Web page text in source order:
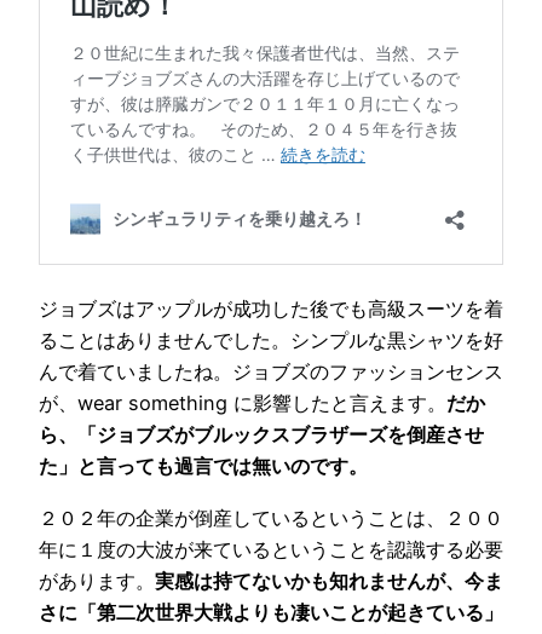
ジョブズはアップルが成功した後でも高級スーツを着
ることはありませんでした。シンプルな黒シャツを好
んで着ていましたね。ジョブズのファッションセンス
が、wear something に影響したと言えます。 だか
ら、「ジョブズがブルックスブラザーズを倒産させ
た」と言っても過言では無いのです。
２０２年の企業が倒産しているということは、２００
年に１度の大波が来ているということを認識する必要
があります。 実感は持てないかも知れませんが、今ま
さに「第二次世界大戦よりも凄いことが起きている」